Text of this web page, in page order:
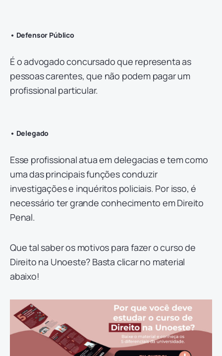
• Defensor Público
É o advogado concursado que representa as
pessoas carentes, que não podem pagar um
profissional particular.
• Delegado
Esse profissional atua em delegacias e tem como
uma das principais funções conduzir
investigações e inquéritos policiais. Por isso, é
necessário ter grande conhecimento em Direito
Penal.
Que tal saber os motivos para fazer o curso de
Direito na Unoeste? Basta clicar no material
abaixo!